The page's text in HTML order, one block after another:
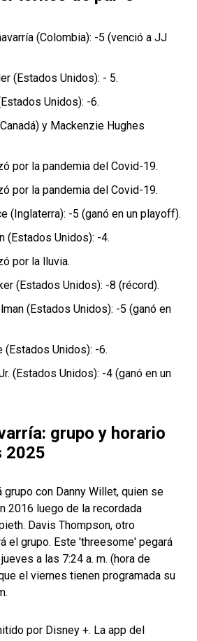
(Colombia): -5 (venció a JJ
(Estados Unidos): - 5.
Unidos): -6.
y Mackenzie Hughes
por la pandemia del Covid-19.
por la pandemia del Covid-19.
(Inglaterra): -5 (ganó en un playoff).
(Estados Unidos): -4.
por la lluvia.
(Estados Unidos): -8 (récord).
(Estados Unidos): -5 (ganó en
(Estados Unidos): -6.
(Estados Unidos): -4 (ganó en un
grupo y horario
2025
grupo con Danny Willet, quien se
2016 luego de la recordada
Davis Thompson, otro
el grupo. Este 'threesome' pegará
a las 7:24 a. m. (hora de
el viernes tienen programada su
por Disney +. La app del